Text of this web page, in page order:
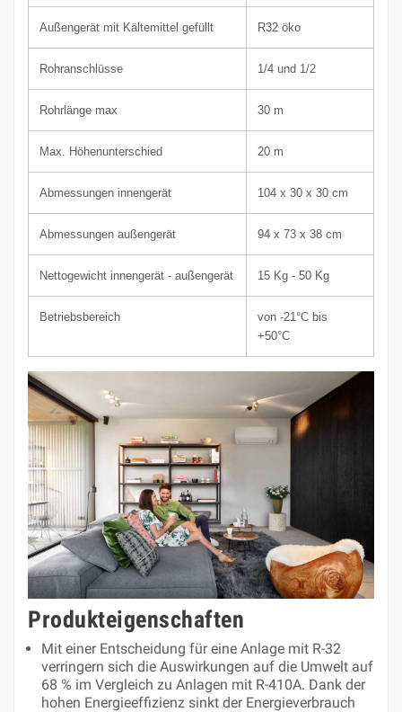
Außengerät mit Kältemittel gefüllt R32 öko
Rohranschlüsse 1/4 und 1/2
Rohrlänge max 30 m
Max. Höhenunterschied 20 m
Abmessungen innengerät 104 x 30 x 30 cm
Abmessungen außengerät 94 x 73 x 38 cm
Nettogewicht innengerät - außengerät 15 Kg - 50 Kg
Betriebsbereich
von -21°C bis
+50°C
Produkteigenschaften
Mit einer Entscheidung für eine Anlage mit R-32
verringern sich die Auswirkungen auf die Umwelt auf
68 % im Vergleich zu Anlagen mit R-410A. Dank der
hohen Energieeffizienz sinkt der Energieverbrauch